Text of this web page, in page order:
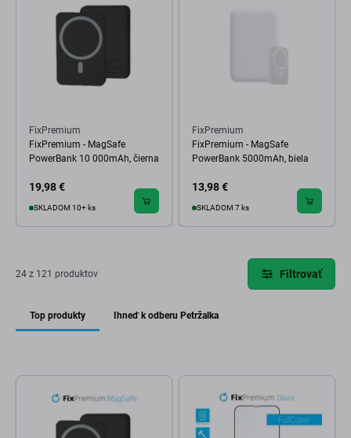
FixPremium
FixPremium - MagSafe
PowerBank 10 000mAh, čierna
19,98 €
SKLADOM 10+ ks
FixPremium
FixPremium - MagSafe
PowerBank 5000mAh, biela
13,98 €
SKLADOM 7 ks
24 z 121 produktov Filtrovať
Top produkty Ihneď k odberu Petržalka